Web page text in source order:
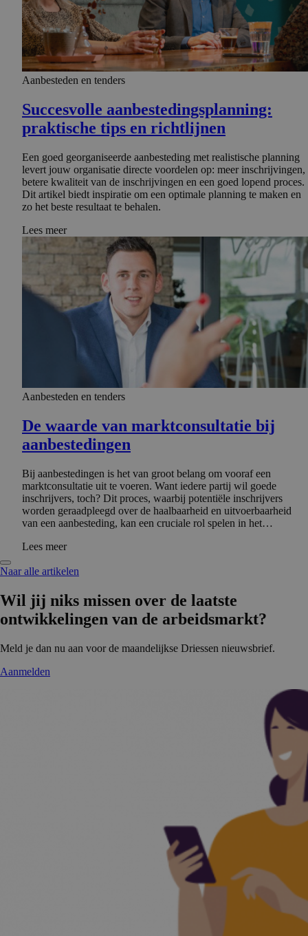
Aanbesteden en tenders
Succesvolle aanbeste­dings­plan­ning:
praktische tips en richtlijnen
Een goed georganiseerde aanbesteding met realistische planning
levert jouw organisatie directe voordelen op: meer inschrijvingen,
betere kwaliteit van de inschrijvingen en een goed lopend proces.
Dit artikel biedt inspiratie om een optimale planning te maken en
zo het beste resultaat te behalen.
Lees meer
Aanbesteden en tenders
De waarde van marktcon­sul­tatie bij
aanbeste­dingen
Bij aanbestedingen is het van groot belang om vooraf een
marktconsultatie uit te voeren. Want iedere partij wil goede
inschrijvers, toch? Dit proces, waarbij potentiële inschrijvers
worden geraadpleegd over de haalbaarheid en uitvoerbaarheid
van een aanbesteding, kan een cruciale rol spelen in het…
Lees meer
Naar alle artikelen
Wil jij niks missen over de laatste
ontwikke­lingen van de arbeidsmarkt?
Meld je dan nu aan voor de maandelijkse Driessen nieuwsbrief.
Aanmelden